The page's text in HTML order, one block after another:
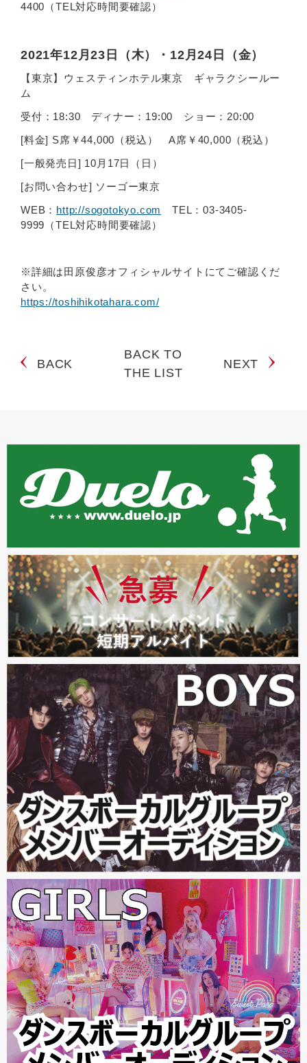
4400（TEL対応時間要確認）
2021年12月23日（木）・12月24日（金）
【東京】ウェスティンホテル東京 ギャラクシールー
ム
受付：18:30 ディナー：19:00 ショー：20:00
[料金] S席￥44,000（税込） A席￥40,000（税込）
[一般発売日] 10月17日（日）
[お問い合わせ] ソーゴー東京
WEB： http://sogotokyo.com
TEL：03-3405-
9999（TEL対応時間要確認）
※詳細は田原俊彦オフィシャルサイトにてご確認くだ
さい。
https://toshihikotahara.com/
BACK
BACK TO
THE LIST
NEXT